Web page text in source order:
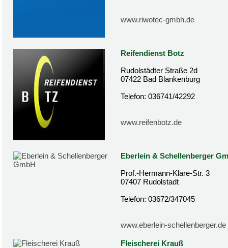
www.riwotec-gmbh.de
Reifendienst Botz
Rudolstädter Straße 2d
07422 Bad Blankenburg
Telefon: 036741/42292
www.reifenbotz.de
Eberlein & Schellenberger
Prof.-Hermann-Klare-Str. 3
07407 Rudolstadt
Telefon: 03672/347045
www.eberlein-schellenberger.de
Fleischerei Krauß